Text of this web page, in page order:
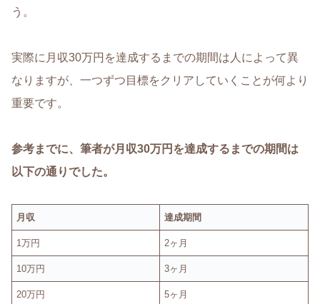
う。
実際に月収30万円を達成するまでの期間は人によって異
なりますが、一つずつ目標をクリアしていくことが何より
重要です。
参考までに、筆者が月収30万円を達成するまでの期間は
以下の通りでした。
月収 達成期間
1万円 2ヶ月
10万円 3ヶ月
20万円 5ヶ月